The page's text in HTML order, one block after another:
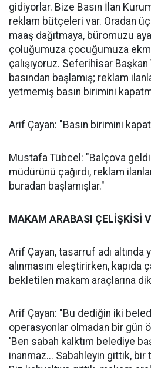
gidiyorlar. Bize Basın İlan
reklam bütçeleri var. Oradan
maaş dağıtmaya, büromuzu
çoluğumuza çocuğumuza
çalışıyoruz. Seferihisar
basından başlamış; reklam
yetmemiş basın birimini
Arif Çayan: "Basın birimini
Mustafa Tübcel: "Balçova
müdürünü çağırdı, reklam
buradan başlamışlar."
MAKAM ARABASI ÇELİŞKİSİ
Arif Çayan, tasarruf adı altında
alınmasını eleştirirken, kapıda
bekletilen makam araçlarına
Arif Çayan: "Bu dediğin iki
operasyonlar olmadan bir gün
'Ben sabah kalktım belediye
inanmaz... Sabahleyin gittik, bir